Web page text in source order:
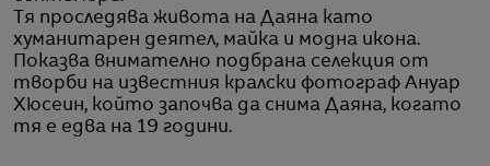
Тя проследява живота на Даяна като
хуманитарен деятел, майка и модна икона.
Показва внимателно подбрана селекция от
творби на известния кралски фотограф Ануар
Хюсеин, който започва да снима Даяна, когато
тя е едва на 19 години.